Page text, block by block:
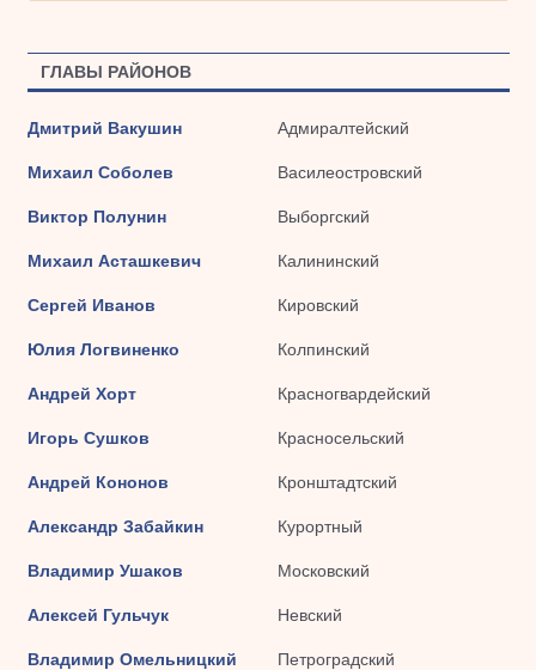
ГЛАВЫ РАЙОНОВ
Дмитрий Вакушин Адмиралтейский
Михаил Соболев Василеостровский
Виктор Полунин Выборгский
Михаил Асташкевич Калининский
Сергей Иванов Кировский
Юлия Логвиненко Колпинский
Андрей Хорт Красногвардейский
Игорь Сушков Красносельский
Андрей Кононов Кронштадтский
Александр Забайкин Курортный
Владимир Ушаков Московский
Алексей Гульчук Невский
Владимир Омельницкий Петроградский